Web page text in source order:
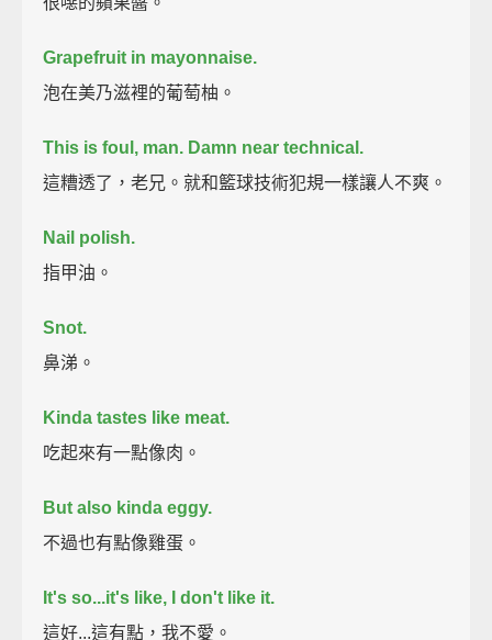
Grapefruit in mayonnaise.
泡在美乃滋裡的葡萄柚。
This is foul, man. Damn near technical.
這糟透了，老兄。就和籃球技術犯規一樣讓人不爽。
Nail polish.
指甲油。
Snot.
鼻涕。
Kinda tastes like meat.
吃起來有一點像肉。
But also kinda eggy.
不過也有點像雞蛋。
It's so...it's like, I don't like it.
這好...這有點，我不愛。